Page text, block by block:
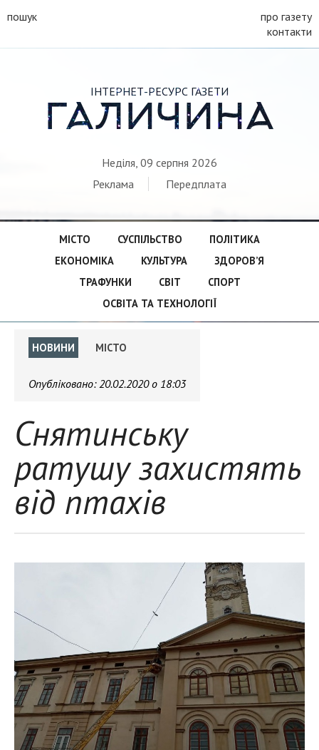
пошук
про газету
контакти
ІНТЕРНЕТ-РЕСУРС ГАЗЕТИ
ГАЛИЧИНА
Неділя, 09 серпня 2026
Реклама
Передплата
МІСТО СУСПІЛЬСТВО
ПОЛІТИКА
ЕКОНОМІКА
КУЛЬТУРА
ЗДОРОВ’Я
ТРАФУНКИ
СВІТ
СПОРТ
ОСВІТА ТА ТЕХНОЛОГІЇ
НОВИНИ МІСТО
Опубліковано:20.02.2020 о 18:03
Снятинську
ратушу захистять
від птахів